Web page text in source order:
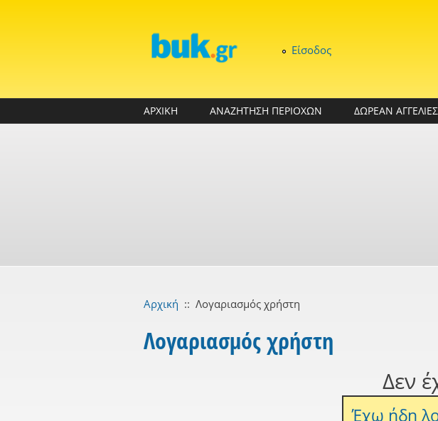
Είσοδος
ΑΡΧΙΚΗ ΑΝΑΖΗΤΗΣΗ ΠΕΡΙΟΧΩΝ ΔΩΡΕΑΝ ΑΓΓΕΛΙΕΣ
Αρχική :: Λογαριασμός χρήστη
Λογαριασμός χρήστη
Δεν
Έχω ήδη